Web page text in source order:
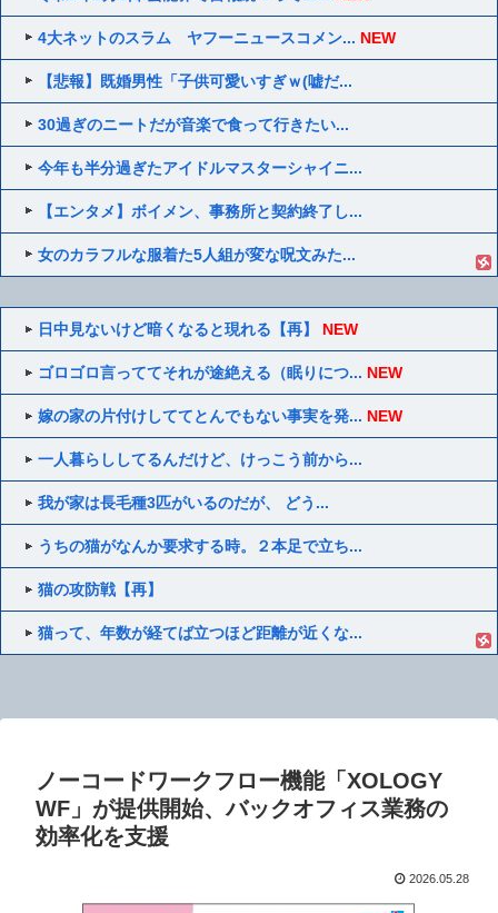
4大ネットのスラム ヤフーニュースコメン... NEW
【悲報】既婚男性「子供可愛いすぎｗ(嘘だ...
30過ぎのニートだが音楽で食って行きたい...
今年も半分過ぎたアイドルマスターシャイニ...
【エンタメ】ボイメン、事務所と契約終了し...
女のカラフルな服着た5人組が変な呪文みた...
日中見ないけど暗くなると現れる【再】 NEW
ゴロゴロ言っててそれが途絶える（眠りにつ... NEW
嫁の家の片付けしててとんでもない事実を発... NEW
一人暮らししてるんだけど、けっこう前から...
我が家は長毛種3匹がいるのだが、 どう...
うちの猫がなんか要求する時。２本足で立ち...
猫の攻防戦【再】
猫って、年数が経てば立つほど距離が近くな...
ノーコードワークフロー機能「XOLOGY
WF」が提供開始、バックオフィス業務の
効率化を支援
2026.05.28